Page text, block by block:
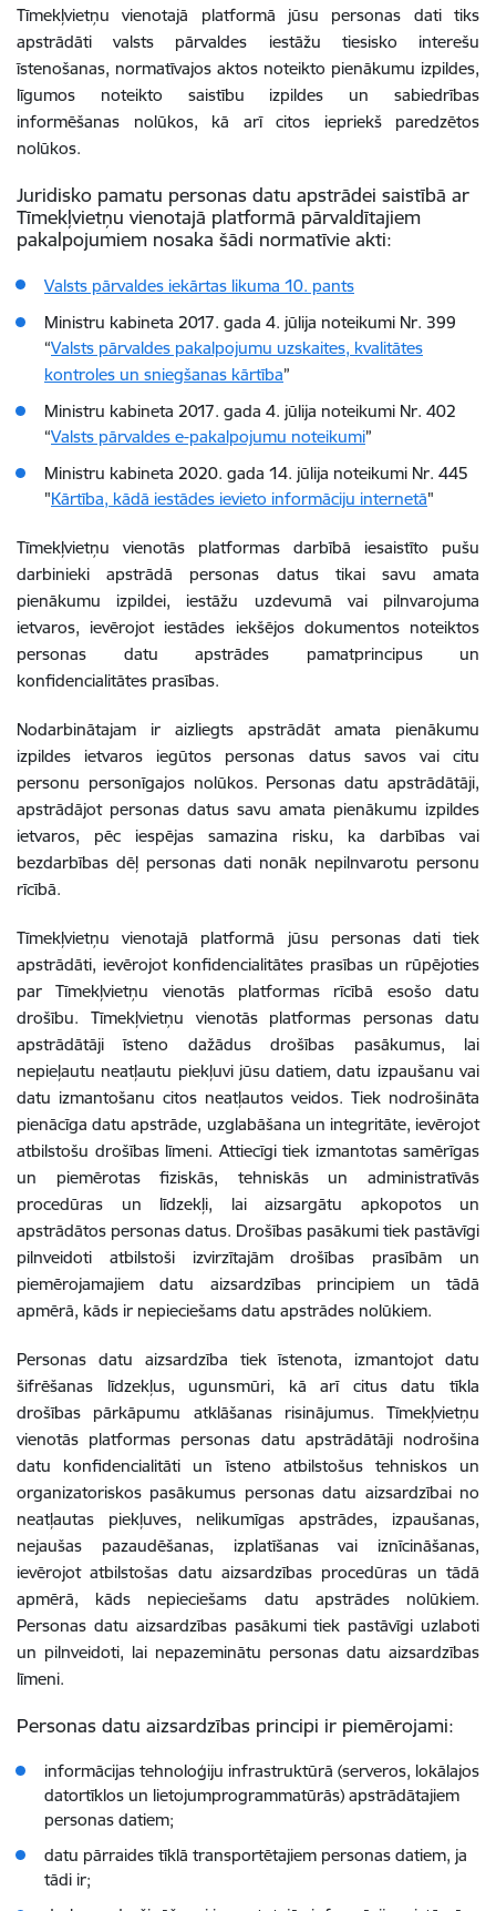
Tīmekļvietņu vienotajā platformā jūsu personas dati tiks
apstrādāti valsts pārvaldes iestāžu tiesisko interešu
īstenošanas, normatīvajos aktos noteikto pienākumu izpildes,
līgumos noteikto saistību izpildes un sabiedrības
informēšanas nolūkos, kā arī citos iepriekš paredzētos
nolūkos.
Juridisko pamatu personas datu apstrādei saistībā ar
Tīmekļvietņu vienotajā platformā pārvaldītajiem
pakalpojumiem nosaka šādi normatīvie akti:
Valsts pārvaldes iekārtas likuma 10. pants
Ministru kabineta 2017. gada 4. jūlija noteikumi Nr. 399
“Valsts pārvaldes pakalpojumu uzskaites, kvalitātes
kontroles un sniegšanas kārtība”
Ministru kabineta 2017. gada 4. jūlija noteikumi Nr. 402
“Valsts pārvaldes e-pakalpojumu noteikumi”
Ministru kabineta 2020. gada 14. jūlija noteikumi Nr. 445
"Kārtība, kādā iestādes ievieto informāciju internetā"
Tīmekļvietņu vienotās platformas darbībā iesaistīto pušu
darbinieki apstrādā personas datus tikai savu amata
pienākumu izpildei, iestāžu uzdevumā vai pilnvarojuma
ietvaros, ievērojot iestādes iekšējos dokumentos noteiktos
personas datu apstrādes pamatprincipus un
konfidencialitātes prasības.
Nodarbinātajam ir aizliegts apstrādāt amata pienākumu
izpildes ietvaros iegūtos personas datus savos vai citu
personu personīgajos nolūkos. Personas datu apstrādātāji,
apstrādājot personas datus savu amata pienākumu izpildes
ietvaros, pēc iespējas samazina risku, ka darbības vai
bezdarbības dēļ personas dati nonāk nepilnvarotu personu
rīcībā.
Tīmekļvietņu vienotajā platformā jūsu personas dati tiek
apstrādāti, ievērojot konfidencialitātes prasības un rūpējoties
par Tīmekļvietņu vienotās platformas rīcībā esošo datu
drošību. Tīmekļvietņu vienotās platformas personas datu
apstrādātāji īsteno dažādus drošības pasākumus, lai
nepieļautu neatļautu piekļuvi jūsu datiem, datu izpaušanu vai
datu izmantošanu citos neatļautos veidos. Tiek nodrošināta
pienācīga datu apstrāde, uzglabāšana un integritāte, ievērojot
atbilstošu drošības līmeni. Attiecīgi tiek izmantotas samērīgas
un piemērotas fiziskās, tehniskās un administratīvās
procedūras un līdzekļi, lai aizsargātu apkopotos un
apstrādātos personas datus. Drošības pasākumi tiek pastāvīgi
pilnveidoti atbilstoši izvirzītajām drošības prasībām un
piemērojamajiem datu aizsardzības principiem un tādā
apmērā, kāds ir nepieciešams datu apstrādes nolūkiem.
Personas datu aizsardzība tiek īstenota, izmantojot datu
šifrēšanas līdzekļus, ugunsmūri, kā arī citus datu tīkla
drošības pārkāpumu atklāšanas risinājumus. Tīmekļvietņu
vienotās platformas personas datu apstrādātāji nodrošina
datu konfidencialitāti un īsteno atbilstošus tehniskos un
organizatoriskos pasākumus personas datu aizsardzībai no
neatļautas piekļuves, nelikumīgas apstrādes, izpaušanas,
nejaušas pazaudēšanas, izplatīšanas vai iznīcināšanas,
ievērojot atbilstošas datu aizsardzības procedūras un tādā
apmērā, kāds nepieciešams datu apstrādes nolūkiem.
Personas datu aizsardzības pasākumi tiek pastāvīgi uzlaboti
un pilnveidoti, lai nepazeminātu personas datu aizsardzības
līmeni.
Personas datu aizsardzības principi ir piemērojami:
informācijas tehnoloģiju infrastruktūrā (serveros, lokālajos
datortīklos un lietojumprogrammatūrās) apstrādātajiem
personas datiem;
datu pārraides tīklā transportētajiem personas datiem, ja
tādi ir;